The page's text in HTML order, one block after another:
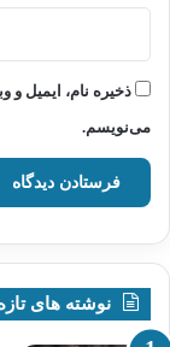
ذخیره نام، ایمیل و
می‌نویسم.
نوشته های